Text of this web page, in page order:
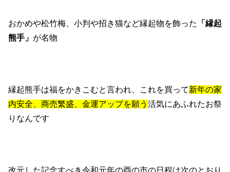
おかめや松竹梅、小判や招き猫など縁起物を飾った
「縁起
熊手」 が名物
縁起熊手は福をかきこむと言われ、 これを買って新年の家
内安全、商売繁盛、金運アップを願う 活気にあふれたお祭
りなんです
改元した記念すべき令和元年の酉の市の日程は次のとおり